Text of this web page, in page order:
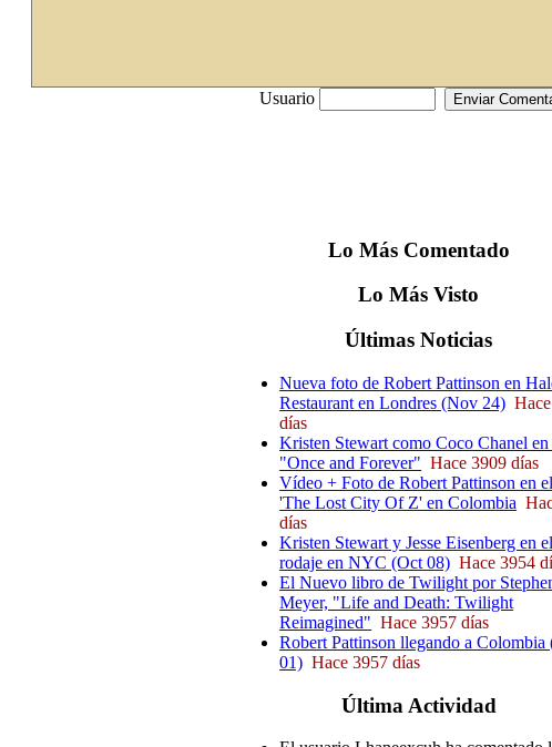
Usuario
Lo MásComentado
LoMás Visto
Últimas Noticias
Nueva foto de Robert Pattinson en
Restaurant en Londres (Nov 24)
días
Kristen Stewart como Coco Chanel
"Once and Forever" Hace 3909 días
Vídeo + Foto de Robert Pattinson en
'The Lost City Of Z' en Colombia
días
Kristen Stewart y Jesse Eisenberg en
rodaje en NYC (Oct 08) Hace 3954
El Nuevo libro de Twilight por
Meyer, "Life and Death: Twilight
Reimagined" Hace 3957 días
Robert Pattinson llegando a Colombia
01) Hace 3957 días
Última Actividad